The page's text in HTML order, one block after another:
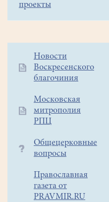
проекты
Дополнительное
меню
Новости
Воскресенского
благочиния
Московская
митрополия
РПЦ
Общецерковные
вопросы
Православная
газета от
PRAVMIR.RU